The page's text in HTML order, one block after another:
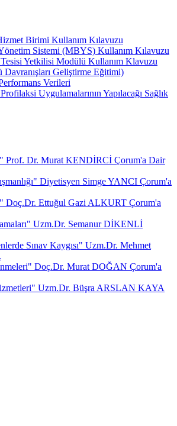
Birimi Kullanım Kılavuzu
Sistemi (MBYS) Kullanım Kılavuzu
Yetkilisi Modülü Kullanım Klavuzu
Geliştirme Eğitimi)
Verileri
Uygulamalarının Yapılacağı Sağlık
Prof. Dr. Murat KENDİRCİ Çorum'a Dair
Diyetisyen Simge YANCI Çorum'a
Doç.Dr. Ettuğul Gazi ALKURT Çorum'a
Uzm.Dr. Semanur DİKENLİ
Sınav Kaygısı" Uzm.Dr. Mehmet
Doç.Dr. Murat DOĞAN Çorum'a
Uzm.Dr. Büşra ARSLAN KAYA